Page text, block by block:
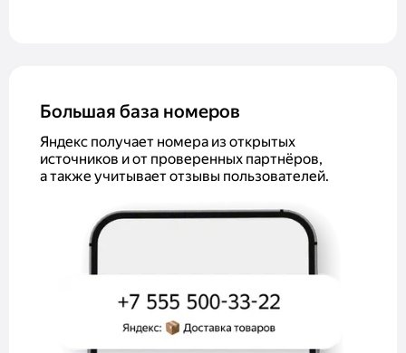
Большая база номеров
Яндекс получает номера из открытых
источников и от проверенных партнёров,
а также учитывает отзывы пользователей.